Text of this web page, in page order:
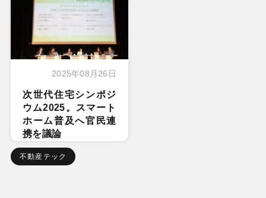
2025年08月26日
次世代住宅シンポジ
ウム2025。スマート
ホーム普及へ官民連
携を議論
不動産テック